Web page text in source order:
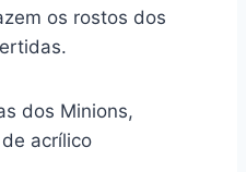
os rostos dos